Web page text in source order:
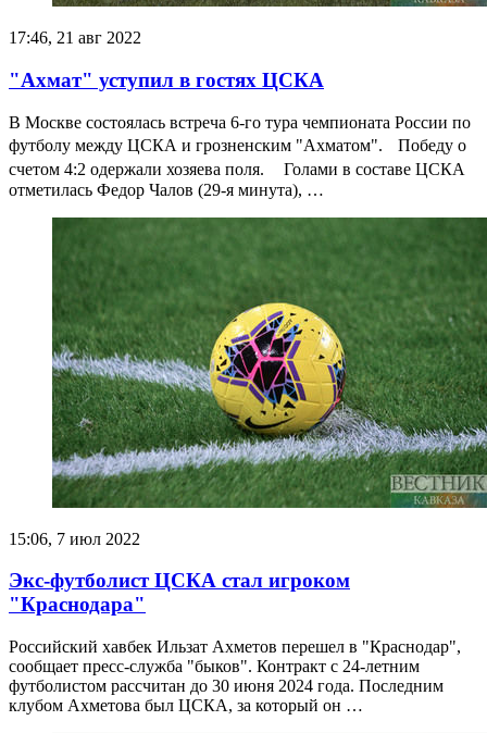
17:46, 21 авг 2022
"Ахмат" уступил в гостях ЦСКА
В Москве состоялась встреча 6-го тура чемпионата России по
футболу между ЦСКА и грозненским "Ахматом". Победу о
счетом 4:2 одержали хозяева поля. Голами в составе ЦСКА
отметилась Федор Чалов (29-я минута), …
15:06, 7 июл 2022
Экс-футболист ЦСКА стал игроком
"Краснодара"
Российский хавбек Ильзат Ахметов перешел в "Краснодар",
сообщает пресс-служба "быков". Контракт с 24-летним
футболистом рассчитан до 30 июня 2024 года. Последним
клубом Ахметова был ЦСКА, за который он …